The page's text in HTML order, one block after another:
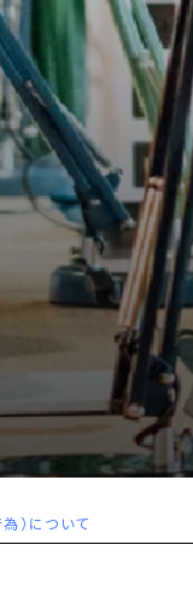
）について